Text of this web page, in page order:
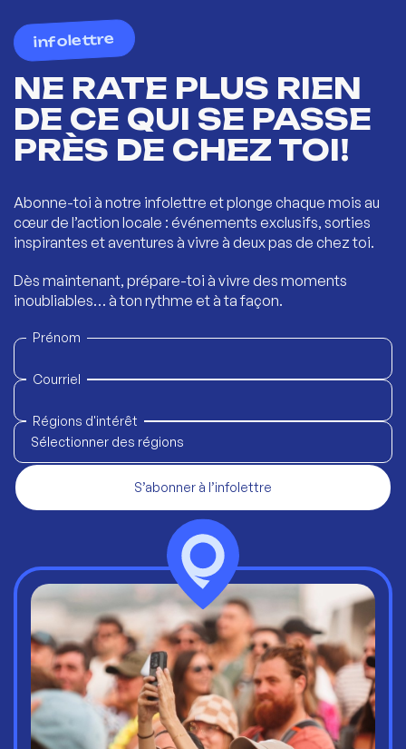
infolettre
NE RATE PLUS RIEN
DE CE QUI SE PASSE
PRÈS DE CHEZ TOI!
Abonne-toi à notre infolettre et plonge chaque mois au
cœur de l’action locale : événements exclusifs, sorties
inspirantes et aventures à vivre à deux pas de chez toi.
Dès maintenant, prépare-toi à vivre des moments
inoubliables… à ton rythme et à ta façon.
Prénom
Courriel
Régions d'intérêt
Sélectionner des régions
S’abonner à l’infolettre